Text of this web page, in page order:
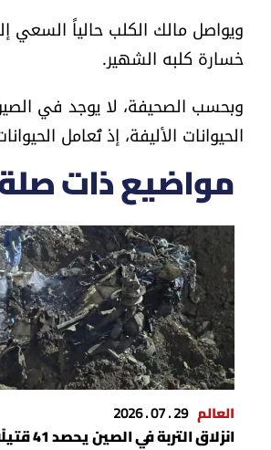
ويواصل مالك الكلب حالياً السعي
خسارة كلبه الشهير.
وبحسب الصحيفة، لا يوجد في
الحيوانات الأليفة، إذ تُعامل
مواضيع ذات
العالم 29 . 07 . 2026
انزلاق التربة في الصين يحصد 41 قتيلًا